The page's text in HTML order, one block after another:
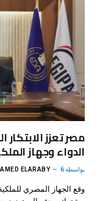
مصر تعزز
الدواء وجهاز
بواسطة ELARABY 6 أغسطس، 2026
وقع الجهاز المصري